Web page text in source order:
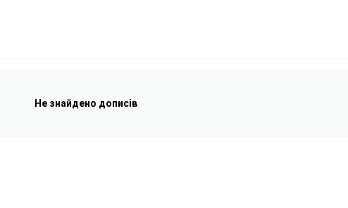
Не знайдено дописів